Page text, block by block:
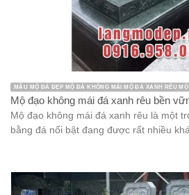
MẪU MỘ ĐÁ ĐẸP MỘ ĐÁ KHÔNG MÁI MỘ ĐÁ XANH RÊU
Mộ đạo không mái đá xanh rêu bền
Mộ đạo không mái đá xanh rêu là một
bằng đá nổi bật đang được rất nhiều